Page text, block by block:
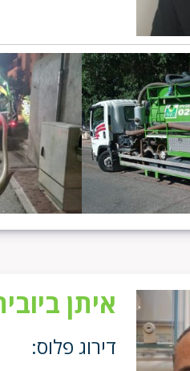
איתן
דירוג פלוס: